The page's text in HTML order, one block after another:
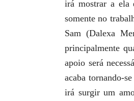
irá mostrar a ela
somente no
Sam (Dalexa
principalmente
apoio será
acaba tornando-
irá surgir um